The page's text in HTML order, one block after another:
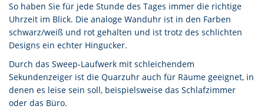
So haben Sie für jede Stunde des Tages immer die richtige
Uhrzeit im Blick. Die analoge Wanduhr ist in den Farben
schwarz/weiß und rot gehalten und ist trotz des schlichten
Designs ein echter Hingucker.
Durch das Sweep-Laufwerk mit schleichendem
Sekundenzeiger ist die Quarzuhr auch für Räume geeignet, in
denen es leise sein soll, beispielsweise das Schlafzimmer
oder das Büro.